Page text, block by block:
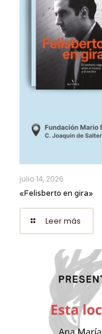
julio 14, 2026
«Felisberto en gira»
Leer más